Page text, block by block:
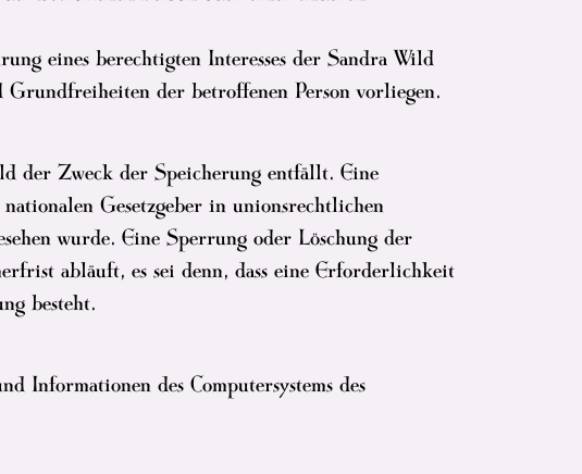
eines berechtigten Interesses der Sandra Wild
der betroffenen Person vorliegen.
der Zweck der Speicherung entfällt. Eine
Gesetzgeber in unionsrechtlichen
wurde. Eine Sperrung oder Löschung der
abläuft, es sei denn, dass eine Erforderlichkeit
besteht.
Informationen des Computersystems des